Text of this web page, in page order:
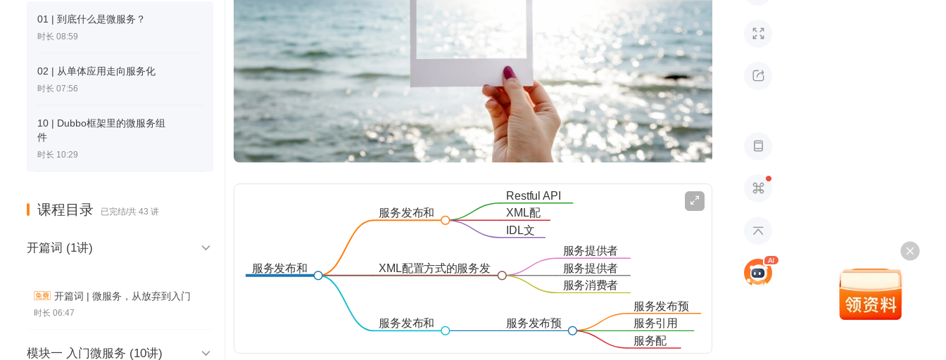
01 | 到底什么是微服务？
时长 08:59
02 | 从单体应用走向服务化
时长 07:56
10 | Dubbo框架里的微服务组
件
时长 10:29
课程目录 已完结/共 43 讲
开篇词 (1讲) 
开篇词 | 微服务，从放弃到入门
时长 06:47
模块一 入门微服务 (10讲) 
服务配
置升级
服务引用
定义配置
服务发布预
定义配置
服务发布预
服务消费者
服务提供者
发布接口
服务提供者
定义接口
IDL文
XML配
置
Restful API
服务发布和
XML配置方式的服务发
服务发布和
服务发布和





